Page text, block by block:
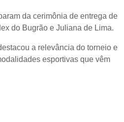
da cerimônia de entrega de
do Bugrão e Juliana de Lima.
a relevância do torneio e
esportivas que vêm